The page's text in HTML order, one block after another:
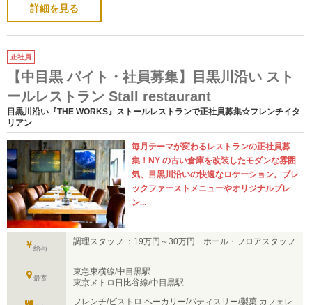
詳細を見る
正社員
【中目黒 バイト・社員募集】目黒川沿い スト
ールレストラン Stall restaurant
目黒川沿い『THE WORKS』ストールレストランで正社員募集☆フレンチイタ
リアン
毎月テーマが変わるレストランの正社員募
集！NY の古い倉庫を改装したモダンな雰囲
気、目黒川沿いの快適なロケーション。ブレ
ックファーストメニューやオリジナルブレ
ン...
給与
調理スタッフ ：19万円～30万円 ホール・フロアスタッフ
...
最寄
東急東横線/中目黒駅
東京メトロ日比谷線/中目黒駅
フレンチ/ビストロ ベーカリー/パティスリー/製菓 カフェレ